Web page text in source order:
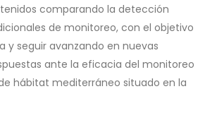
comparando la detección
de monitoreo, con el objetivo
seguir avanzando en nuevas
ante la eficacia del monitoreo
hábitat mediterráneo situado en la